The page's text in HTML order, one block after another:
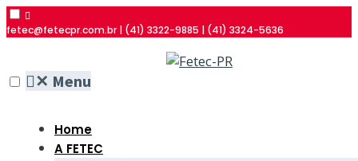
fetec@fetecpr.com.br | (41) 3322-9885 | (41) 3324-5636
✕ Menu
Home
A FETEC